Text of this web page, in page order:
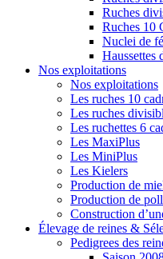
Ruches
Ruches 10
Nuclei de
Haussettes
Nos exploitations
Nos exploitations
Les ruches 10
Les ruches
Les ruchettes 6
Les MaxiPlus
Les MiniPlus
Les Kielers
Production de
Production de
Construction
Élevage de reines &
Pedigrees des